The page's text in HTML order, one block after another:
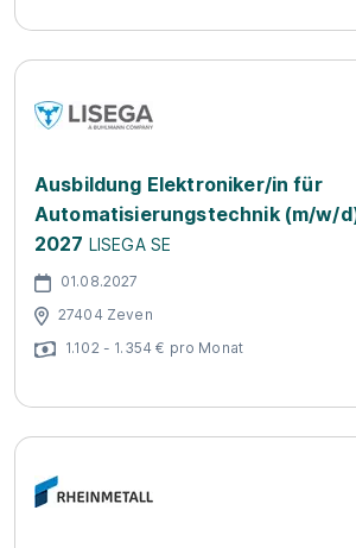
Ausbildung Elektroniker/in für
Automatisierungstechnik (m/w/
2027 LISEGA SE
01.08.2027
27404 Zeven
1.102 - 1.354 € pro Monat